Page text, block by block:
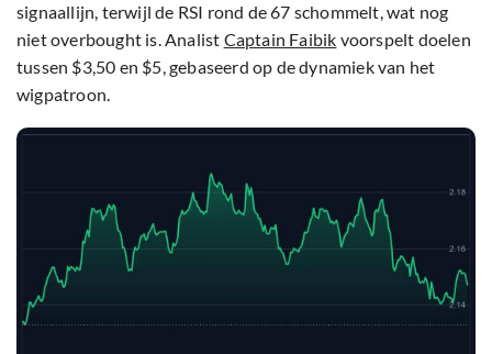
signaallijn, terwijl de RSI rond de 67 schommelt, wat nog
niet overbought is. Analist Captain Faibik voorspelt doelen
tussen $3,50 en $5, gebaseerd op de dynamiek van het
wigpatroon.